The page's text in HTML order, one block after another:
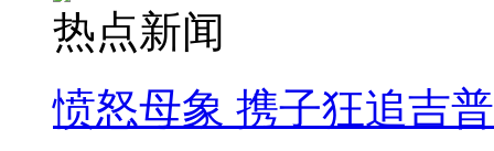
热点新闻
愤怒母象 携子狂追吉